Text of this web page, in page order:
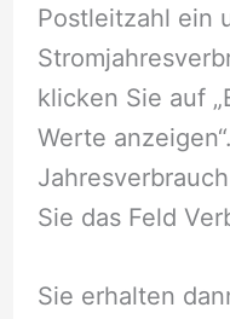
Postleitzahl ein
klicken Sie auf
Werte
Sie das Feld
Sie erhalten